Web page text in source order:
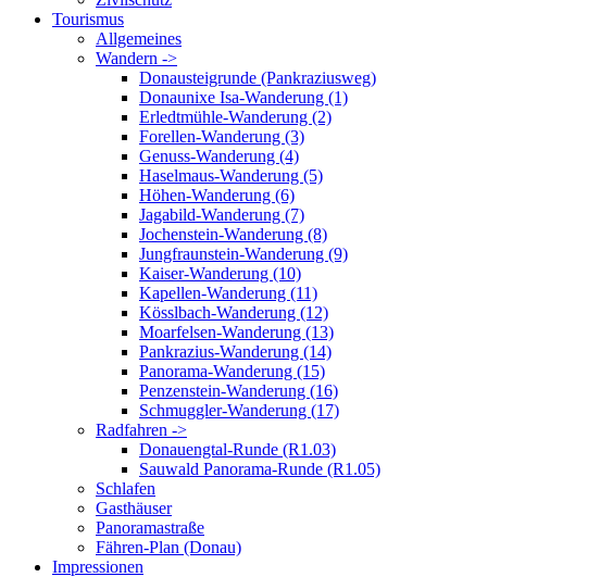
Tourismus
Allgemeines
Wandern ->
Donausteigrunde (Pankraziusweg)
Donaunixe Isa-Wanderung (1)
Erledtmühle-Wanderung (2)
Forellen-Wanderung (3)
Genuss-Wanderung (4)
Haselmaus-Wanderung (5)
Höhen-Wanderung (6)
Jagabild-Wanderung (7)
Jochenstein-Wanderung (8)
Jungfraunstein-Wanderung (9)
Kaiser-Wanderung (10)
Kapellen-Wanderung (11)
Kösslbach-Wanderung (12)
Moarfelsen-Wanderung (13)
Pankrazius-Wanderung (14)
Panorama-Wanderung (15)
Penzenstein-Wanderung (16)
Schmuggler-Wanderung (17)
Radfahren ->
Donauengtal-Runde (R1.03)
Sauwald Panorama-Runde (R1.05)
Schlafen
Gasthäuser
Panoramastraße
Fähren-Plan (Donau)
Impressionen